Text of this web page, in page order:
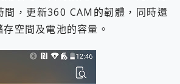
間，更新360 CAM的韌體，同時還
空間及電池的容量。